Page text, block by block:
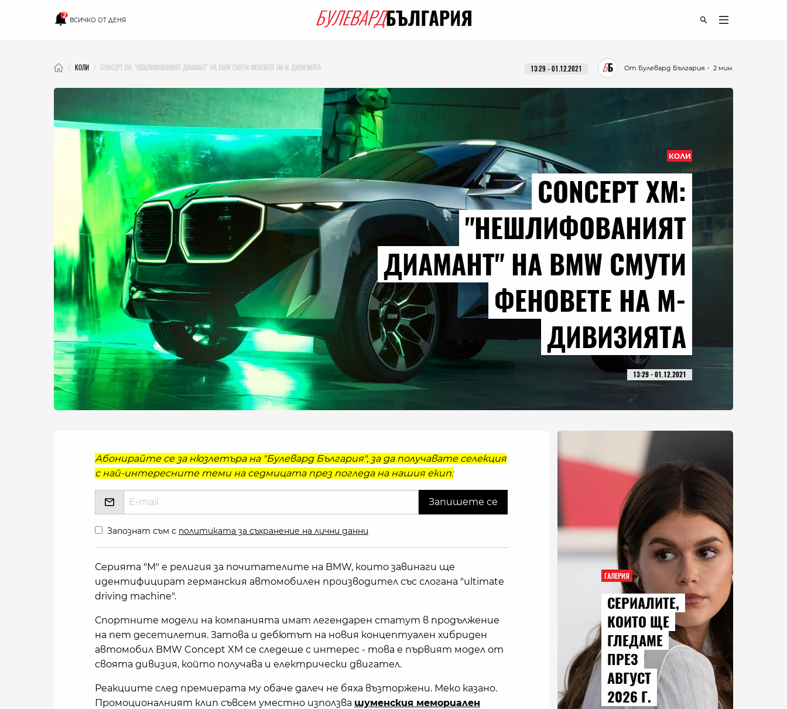
2
ВСИЧКО ОТ ДЕНЯ
КОЛИ CONCEPT XM: "НЕШЛИФОВАНИЯТ ДИАМАНТ" НА BMW СМУТИ ФЕНОВЕТЕ НА М-ДИВИЗИЯТА ・ 2 мин.
От Булевард България
13:29 - 01.12.2021
КОЛИ
CONCEPT XM:
"НЕШЛИФОВАНИЯТ
ДИАМАНТ" НА BMW СМУТИ
ФЕНОВЕТЕ НА М-
ДИВИЗИЯТА
13:29 - 01.12.2021
Абонирайте се за нюзлетъра на "Булевард България", за да получавате селекция
с най-интересните теми на седмицата през погледа на нашия екип:
Запознат съм с политиката за съхранение на лични данни
Серията "М" е религия за почитателите на BMW, които завинаги ще
идентифицират германския автомобилен производител със слогана "ultimate
driving machine".
Спортните модели на компанията имат легендарен статут в продължение
на пет десетилетия. Затова и дебютът на новия концептуален хибриден
автомобил BMW Concept XM се следеше с интерес - това е първият модел от
своята дивизия, който получава и електрически двигател.
Реакциите след премиерата му обаче далеч не бяха възторжени. Меко казано.
Промоционалният клип съвсем уместно използва шуменския мемориален
ГАЛЕРИЯ
СЕРИАЛИТЕ,
КОИТО ЩЕ
ГЛЕДАМЕ
ПРЕЗ
АВГУСТ
2026 Г.